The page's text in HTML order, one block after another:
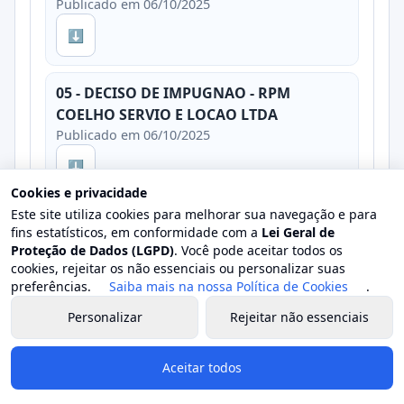
Publicado em 06/10/2025
⬇
05 - DECISO DE IMPUGNAO - RPM
COELHO SERVIO E LOCAO LTDA
Publicado em 06/10/2025
⬇
EDITAL PREGÃO 007-2025 - REMARCAO
Publicado em 06/10/2025
⬇
TERMO DE ADJUDICAÇÃO E
Cookies e privacidade
Este site utiliza cookies para melhorar sua navegação e para
fins estatísticos, em conformidade com a Lei Geral de
Proteção de Dados (LGPD). Você pode aceitar todos os
cookies, rejeitar os não essenciais ou personalizar suas
preferências.
Saiba mais na nossa Política de Cookies
.
Personalizar
Rejeitar não essenciais
Aceitar todos